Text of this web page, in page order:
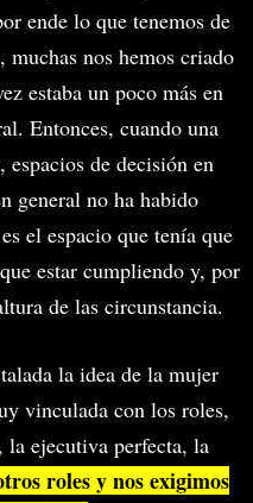
ende lo que tenemos de
nos hemos criado
estaba un poco más en
Entonces, cuando una
de decisión en
general no ha habido
el espacio que tenía que
estar cumpliendo y, por
de las circunstancia.
la idea de la mujer
vinculada con los roles,
la ejecutiva perfecta, la
roles y nos exigimos